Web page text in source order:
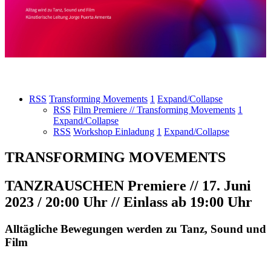
RSS Transforming Movements 1 Expand/Collapse
RSS Film Premiere // Transforming Movements 1
Expand/Collapse
RSS Workshop Einladung 1 Expand/Collapse
TRANSFORMING MOVEMENTS
TANZRAUSCHEN Premiere // 17. Juni
2023 / 20:00 Uhr // Einlass ab 19:00 Uhr
Alltägliche Bewegungen werden zu Tanz, Sound und
Film